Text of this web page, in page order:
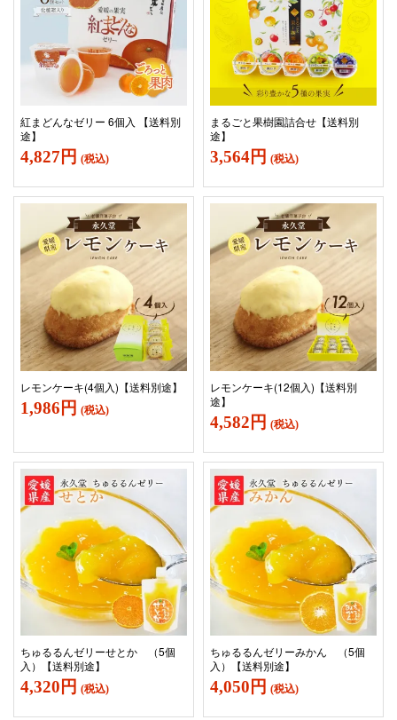
紅まどんなゼリー 6個入 【送料別
途】
4,827円 (税込)
まるごと果樹園詰合せ【送料別
途】
3,564円 (税込)
レモンケーキ(4個入)【送料別途】
1,986円 (税込)
レモンケーキ(12個入)【送料別
途】
4,582円 (税込)
ちゅるるんゼリーせとか （5個
入）【送料別途】
4,320円 (税込)
ちゅるるんゼリーみかん （5個
入）【送料別途】
4,050円 (税込)